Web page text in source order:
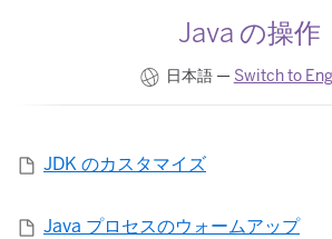
Java の操作
日本語 — Switch to
JDK のカスタマイズ
Java プロセスのウォームアップ